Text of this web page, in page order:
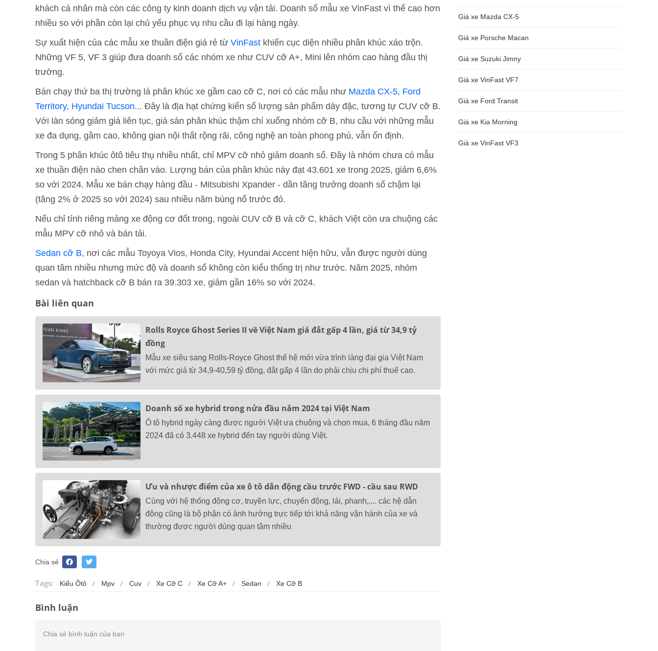
khách cá nhân mà còn các công ty kinh doanh dịch vụ vận tải. Doanh số mẫu xe VinFast vì thế cao hơn
nhiều so với phần còn lại chủ yếu phục vụ nhu cầu đi lại hàng ngày.
Sự xuất hiện của các mẫu xe thuần điện giá rẻ từ VinFast khiến cục diện nhiều phân khúc xáo trộn.
Những VF 5, VF 3 giúp đưa doanh số các nhóm xe như CUV cỡ A+, Mini lên nhóm cao hàng đầu thị
trường.
Bán chạy thứ ba thị trường là phân khúc xe gầm cao cỡ C, nơi có các mẫu như Mazda CX-5, Ford
Territory, Hyundai Tucson... Đây là địa hạt chứng kiến số lượng sản phẩm dày đặc, tương tự CUV cỡ B.
Với làn sóng giảm giá liên tục, giá sàn phân khúc thậm chí xuống nhóm cỡ B, nhu cầu với những mẫu
xe đa dụng, gầm cao, không gian nội thất rộng rãi, công nghệ an toàn phong phú, vẫn ổn định.
Trong 5 phân khúc ôtô tiêu thụ nhiều nhất, chỉ MPV cỡ nhỏ giảm doanh số. Đây là nhóm chưa có mẫu
xe thuần điện nào chen chân vào. Lượng bán của phân khúc này đạt 43.601 xe trong 2025, giảm 6,6%
so với 2024. Mẫu xe bán chạy hàng đầu - Mitsubishi Xpander - dần tăng trưởng doanh số chậm lại
(tăng 2% ở 2025 so với 2024) sau nhiều năm bùng nổ trước đó.
Nếu chỉ tính riêng mảng xe động cơ đốt trong, ngoài CUV cỡ B và cỡ C, khách Việt còn ưa chuộng các
mẫu MPV cỡ nhỏ và bán tải.
Sedan cỡ B, nơi các mẫu Toyoya Vios, Honda City, Hyundai Accent hiện hữu, vẫn được người dùng
quan tâm nhiều nhưng mức độ và doanh số không còn kiểu thống trị như trước. Năm 2025, nhóm
sedan và hatchback cỡ B bán ra 39.303 xe, giảm gần 16% so với 2024.
Bài liên quan
Rolls Royce Ghost Series II về Việt Nam giá đắt gấp 4 lần, giá từ 34,9 tỷ
đồng
Mẫu xe siêu sang Rolls-Royce Ghost thế hệ mới vừa trình làng đại gia Việt Nam
với mức giá từ 34,9-40,59 tỷ đồng, đắt gấp 4 lần do phải chịu chi phí thuế cao.
Doanh số xe hybrid trong nửa đầu năm 2024 tại Việt Nam
Ô tô hybrid ngày càng được người Việt ưa chuộng và chọn mua, 6 tháng đầu năm
2024 đã có 3.448 xe hybrid đến tay người dùng Việt.
Ưu và nhược điểm của xe ô tô dẫn động cầu trước FWD - cầu sau RWD
Cùng với hệ thống động cơ, truyền lực, chuyển động, lái, phanh,.... các hệ dẫn
động cũng là bộ phận có ảnh hưởng trực tiếp tới khả năng vận hành của xe và
thường được người dùng quan tâm nhiều
Chia sẻ
Tags: Kiểu Ôtô Mpv Cuv Xe Cỡ C Xe Cỡ A+ Sedan Xe Cỡ B
Bình luận
Giá xe Mazda CX-5
Giá xe Porsche Macan
Giá xe Suzuki Jimny
Giá xe VinFast VF7
Giá xe Ford Transit
Giá xe Kia Morning
Giá xe VinFast VF3